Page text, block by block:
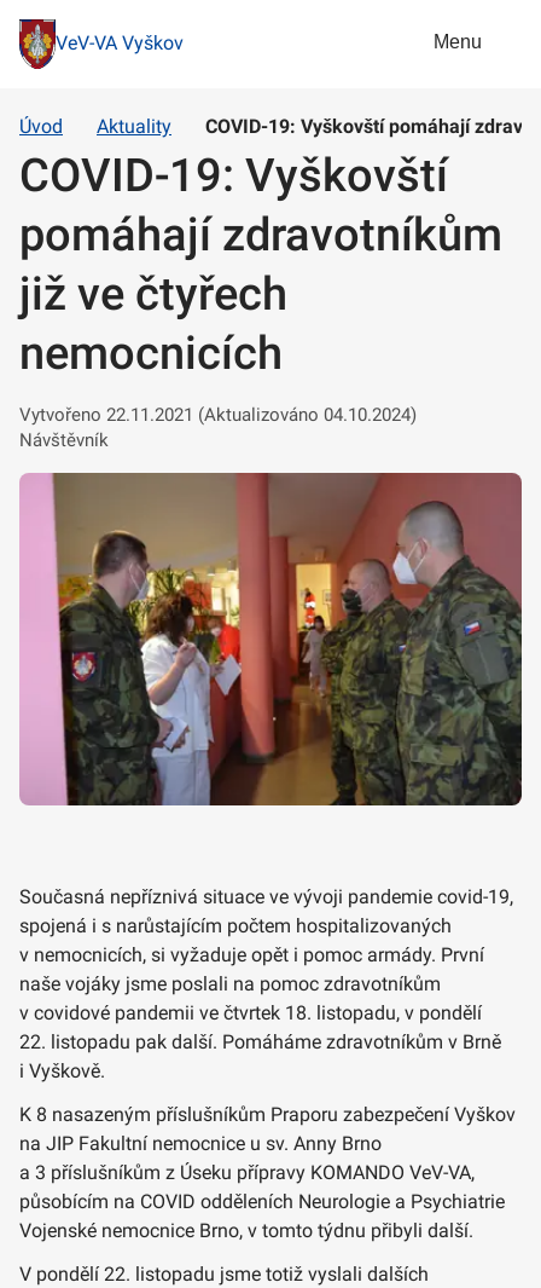
VeV-VA Vyškov Menu
Úvod Aktuality COVID-19: Vyškovští pomáhají
COVID-19: Vyškovští
pomáhají zdravotníkům
již ve čtyřech
nemocnicích
Vytvořeno 22.11.2021 (Aktualizováno 04.10.2024)
Návštěvník
Současná nepříznivá situace ve vývoji pandemie covid-19,
spojená i s narůstajícím počtem hospitalizovaných
v nemocnicích, si vyžaduje opět i pomoc armády. První
naše vojáky jsme poslali na pomoc zdravotníkům
v covidové pandemii ve čtvrtek 18. listopadu, v pondělí
22. listopadu pak další. Pomáháme zdravotníkům v Brně
i Vyškově.
K 8 nasazeným příslušníkům Praporu zabezpečení Vyškov
na JIP Fakultní nemocnice u sv. Anny Brno
a 3 příslušníkům z Úseku přípravy KOMANDO VeV-VA,
působícím na COVID odděleních Neurologie a Psychiatrie
Vojenské nemocnice Brno, v tomto týdnu přibyli další.
V pondělí 22. listopadu jsme totiž vyslali dalších